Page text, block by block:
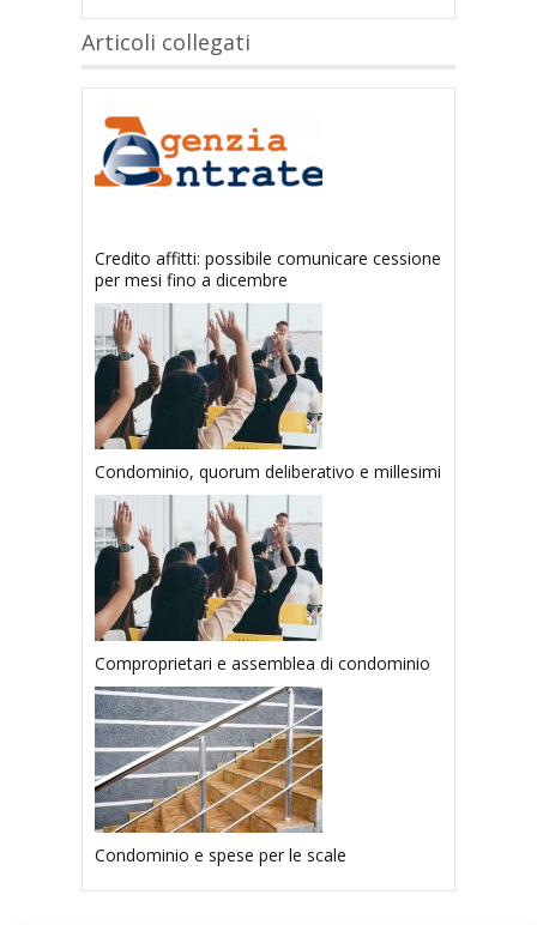
Articoli collegati
Credito affitti: possibile comunicare cessione
per mesi fino a dicembre
Condominio, quorum deliberativo e millesimi
Comproprietari e assemblea di condominio
Condominio e spese per le scale